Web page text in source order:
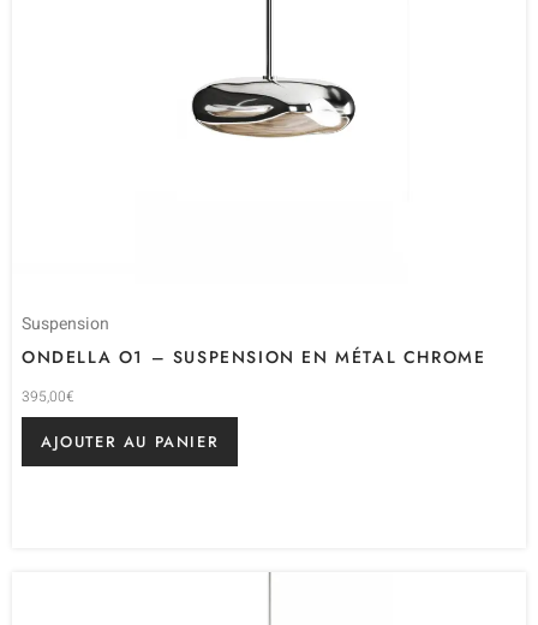
Suspension
ONDELLA O1 – SUSPENSION EN MÉTAL CHROME
395,00€
AJOUTER AU PANIER